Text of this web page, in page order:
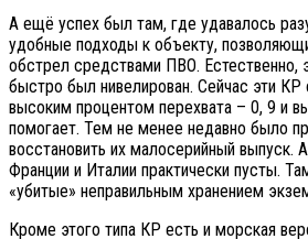
А ещё успех был там, где удавалось
удобные подходы к объекту,
обстрел средствами ПВО. Естественно,
быстро был нивелирован. Сейчас эти КР
высоким процентом перехвата – 0, 9 и
помогает. Тем не менее недавно было
восстановить их малосерийный выпуск.
Франции и Италии практически пусты.
«убитые» неправильным хранением
Кроме этого типа КР есть и морская